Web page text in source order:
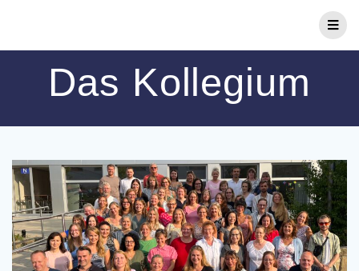
Das Kollegium